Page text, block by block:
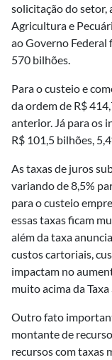
solicitação do setor,
Agricultura e
ao Governo Federal
570 bilhões.
Para o custeio e
da ordem de R$
anterior. Já para os
R$ 101,5 bilhões,
As taxas de juros
variando de 8,5%
para o custeio
essas taxas ficam
além da taxa
custos cartoriais,
impactam no
muito acima da
Outro fato
montante de
recursos com taxas